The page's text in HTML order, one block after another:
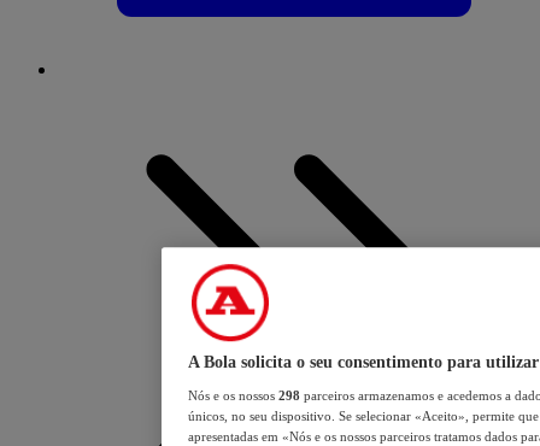
A Bola solicita o seu consentimento para utilizar
Nós e os nossos 298 parceiros armazenamos e acedemos a
únicos, no seu dispositivo. Se selecionar «Aceito», permite
apresentadas em «Nós e os nossos parceiros tratamos dados